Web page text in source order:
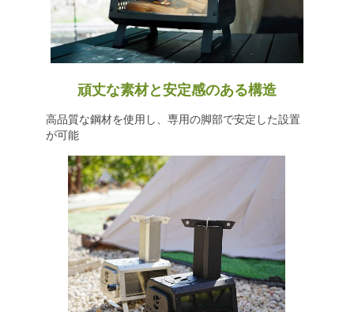
頑丈な素材と安定感のある構造
高品質な鋼材を使用し、専用の脚部で安定した設置
が可能